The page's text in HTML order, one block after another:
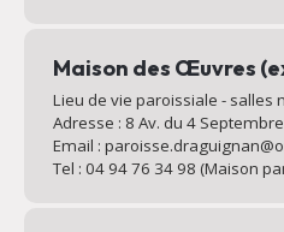
Maison des Œuvres
Lieu de vie paroissiale - salles
Adresse : 8 Av. du 4
Email :
Tel : 04 94 76 34 98 (Maison